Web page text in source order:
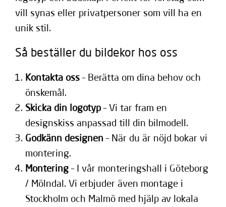
vill synas eller privatpersoner som vill ha en
unik stil.
Så beställer du bildekor hos oss
Kontakta oss– Berätta om dina behov och
önskemål.
Skicka din logotyp– Vi tar fram en
designskiss anpassad till din bilmodell.
Godkänn designen – När du är nöjd bokar vi
montering.
Montering– I vår monteringshall i Göteborg
/ Mölndal. Vi erbjuder även montage i
Stockholm och Malmö med hjälp av lokala